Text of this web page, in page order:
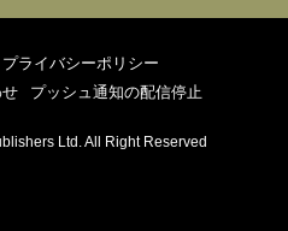
プライバシーポリシー
プッシュ通知の配信停止
Ltd. All Right Reserved